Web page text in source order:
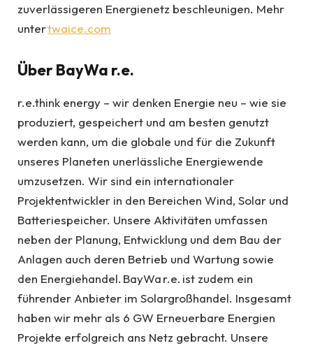
zuverlässigeren Energienetz beschleunigen. Mehr
untertwaice.com
Über BayWa r.e.
r.e.think energy – wir denken Energie neu – wie sie
produziert, gespeichert und am besten genutzt
werden kann, um die globale und für die Zukunft
unseres Planeten unerlässliche Energiewende
umzusetzen. Wir sind ein internationaler
Projektentwickler in den Bereichen Wind, Solar und
Batteriespeicher. Unsere Aktivitäten umfassen
neben der Planung, Entwicklung und dem Bau der
Anlagen auch deren Betrieb und Wartung sowie
den Energiehandel. BayWa r.e. ist zudem ein
führender Anbieter im Solargroßhandel. Insgesamt
haben wir mehr als 6 GW Erneuerbare Energien
Projekte erfolgreich ans Netz gebracht. Unsere